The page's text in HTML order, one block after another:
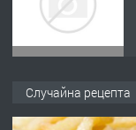
Случайна рецепта